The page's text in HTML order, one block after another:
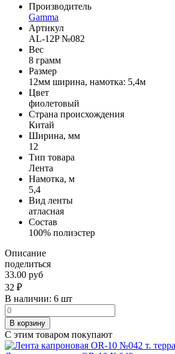
Производитель
Gamma
Артикул
AL-12P №082
Вес
8 грамм
Размер
12мм ширина, намотка: 5,4м
Цвет
фиолетовый
Страна происхождения
Китай
Ширина, мм
12
Тип товара
Лента
Намотка, м
5,4
Вид ленты
атласная
Состав
100% полиэстер
Описание
поделиться
33.00 руб
32 ₽
В наличии: 6 шт
В корзину
С этим товаром покупают